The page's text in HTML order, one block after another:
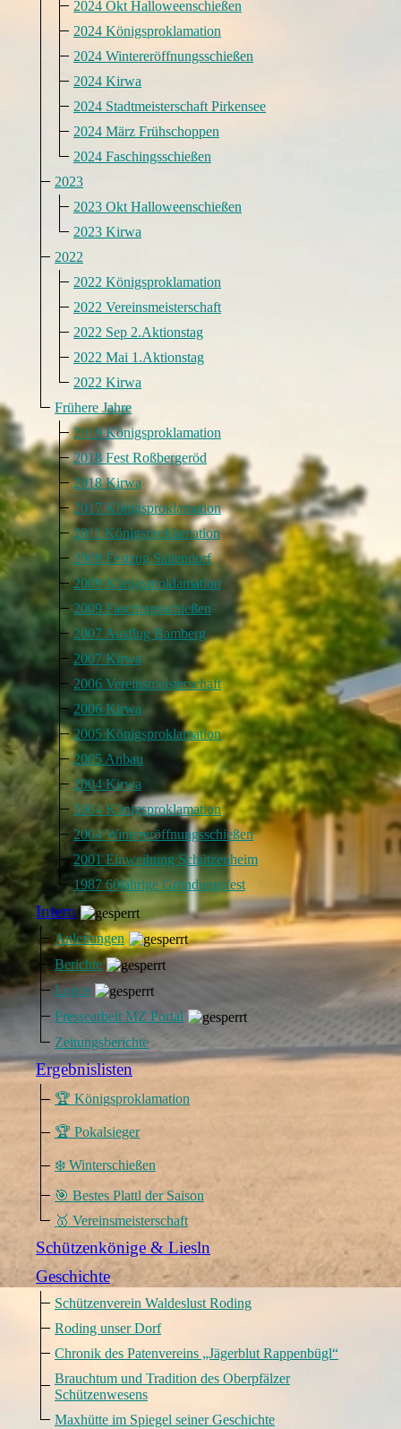
2024 Okt Halloweenschießen
2024 Königsproklamation
2024 Wintereröffnungsschießen
2024 Kirwa
2024 Stadtmeisterschaft Pirkensee
2024 März Frühschoppen
2024 Faschingsschießen
2023
2023 Okt Halloweenschießen
2023 Kirwa
2022
2022 Königsproklamation
2022 Vereinsmeisterschaft
2022 Sep 2.Aktionstag
2022 Mai 1.Aktionstag
2022 Kirwa
Frühere Jahre
2019 Königsproklamation
2018 Fest Roßbergeröd
2018 Kirwa
2017 Königsproklamation
2011 Königsproklamation
2009 Festzug Saltendorf
2009 Königsproklamation
2009 Faschingsschießen
2007 Ausflug Bamberg
2007 Kirwa
2006 Vereinsmeisterschaft
2006 Kirwa
2005 Königsproklamation
2005 Anbau
2004 Kirwa
2004 Königsproklamation
2004 Wintereröffnungsschießen
2001 Einweihung Schützenheim
1987 60jährige Gründungsfest
Intern
Anleitungen
Berichte
Logos
Pressearbeit MZ Portal
Zeitungsberichte
Ergebnislisten
🏆 Königsproklamation
🏆 Pokalsieger
❄️ Winterschießen
🎯 Bestes Plattl der Saison
🥇 Vereinsmeisterschaft
Schützenkönige & Liesln
Geschichte
Schützenverein Waldeslust Roding
Roding unser Dorf
Chronik des Patenvereins „Jägerblut Rappenbügl“
Brauchtum und Tradition des Oberpfälzer
Schützenwesens
Maxhütte im Spiegel seiner Geschichte